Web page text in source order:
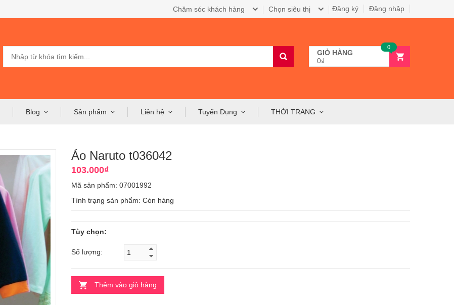
Đăng nhập
Đăng ký
Chọn siêu thị
Chăm sóc khách hàng
GIỎ HÀNG
0₫
0
Blog Sản phẩm Liên hệ Tuyển Dụng THỜI TRANG
Áo Naruto t036042
103.000₫
Mã sản phẩm: 07001992
Tình trạng sản phẩm: Còn hàng
Tùy chọn:
Số lượng:
Thêm vào giỏ hàng